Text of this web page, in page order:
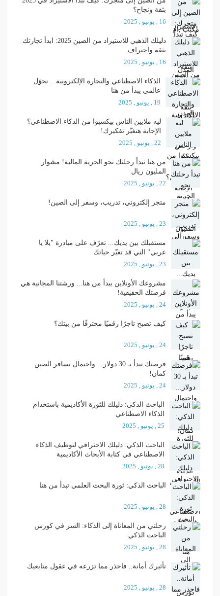
بثقة ونجاح؟
16 , يونيو , 2025
دليلك الذهبي للاستيراد من الصين 2025: ابدأ تجارتك
بثقة واحتراف
16 , يونيو , 2025
الذكاء الاصطناعي والتجارة الإلكترونية... تحوّل
عالمي يبدأ من هنا
19 , يونيو , 2025
ليه ملايين الناس بيكسبوا من الذكاء الاصطناعي؟
الإجابة هتغيّر تفكيرك!
22 , يونيو , 2025
من هنا تبدأ رحلتك نحو الحرية المالية! مشوار
المليون ريال
22 , يونيو , 2025
متجر إلكتروني، تدريب، وسفر إلى الصين!
23 , يونيو , 2025
مستقبلك بين يديك... تعرّف على مبادرة "يلا يا
عربي" التي قد تغيّر حياتك
23 , يونيو , 2025
مشروعك الأونلاين يبدأ من هنا... ورشتنا المجانية هي
فرصتك الحقيقية!
24 , يونيو , 2025
كيف تصبح تاجرًا رقميًا محترفًا من بيتك؟
24 , يونيو , 2025
فرصتك تبدأ بـ 30 دولار... واحتمال تسافر الصين
كمان!
24 , يونيو , 2025
الباحث الذكي: دليلك للثورة الأكاديمية باستخدام
الذكاء الاصطناعي
25 , يونيو , 2025
الباحث الذكي: دليلك الاحترافي لتوظيف الذكاء
الاصطناعي في كتابة الأبحاث الأكاديمية
28 , يونيو , 2025
الباحث الذكي: ثورة البحث العلمي تبدأ من هنا
28 , يونيو , 2025
رحلتي من المعاناة إلى الذكاء: السر في كورس
الباحث الذكي
28 , يونيو , 2025
تأثيرك أمانة.. فاحذر مما تزرعه في عقول متابعيك
28 , يونيو , 2025